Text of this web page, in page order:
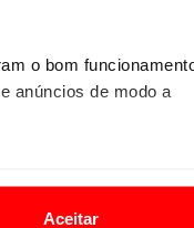
o bom
anúncios de modo a
Aceitar